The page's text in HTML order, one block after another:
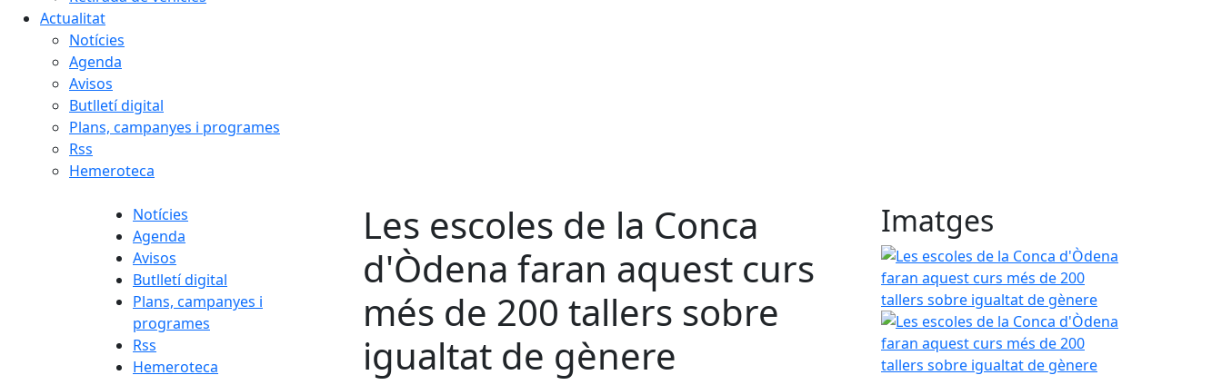
Actualitat
Notícies
Agenda
Avisos
Butlletí digital
Plans, campanyes i programes
Rss
Hemeroteca
Notícies
Agenda
Avisos
Butlletí digital
Plans, campanyes i
programes
Rss
Hemeroteca
Les escoles de la Conca
d'Òdena faran aquest curs
més de 200 tallers sobre
igualtat de gènere
Imatges
Les escoles de la Conca d'Òdena faran aquest
Les escoles de la Conca d'Òdena faran aquest